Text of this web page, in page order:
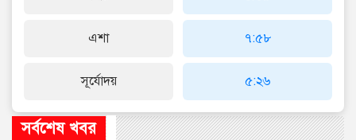
এশা
সূর্যোদয়
৭:৫৮
৫:২৬
সর্বশেষ খবর